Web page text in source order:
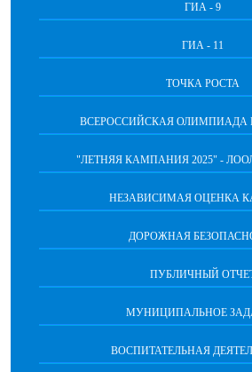
ГИА - 9
ГИА - 11
ТОЧКА РОСТА
ВСЕРОССИЙСКАЯ ОЛИМПИАДА
"ЛЕТНЯЯ КАМПАНИЯ 2025" -
НЕЗАВИСИМАЯ ОЦЕНКА
ДОРОЖНАЯ
ПУБЛИЧНЫЙ
МУНИЦИПАЛЬНОЕ
ВОСПИТАТЕЛЬНАЯ